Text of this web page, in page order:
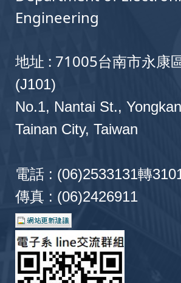
Engineering
地址 : 71005台南市永康
(J101)
No.1, Nantai St.,
Tainan City, Taiwan
電話 : (06)2533131轉
傳真 : (06)2426911